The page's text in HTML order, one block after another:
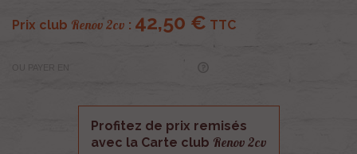
Prix club Renov 2cv : 42,50 € TTC
Profitez de prix remisés
avec la Carte club Renov 2cv